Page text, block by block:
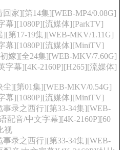
家][第14集][WEB-MP4/0.08G]
幕][1080P][流媒体][ParkTV]
第17-19集][WEB-MKV/1.11G]
幕][1080P][流媒体][MiniTV]
嫁][全24集][WEB-MKV/7.60G]
字幕][4K-2160P][H265][流媒体]
][第01集][WEB-MKV/0.54G]
幕][1080P][流媒体][MiniTV]
录之西行][第33-34集][WEB-
配音/中文字幕][4K-2160P][60
视
录之西行][第33-34集][WEB-